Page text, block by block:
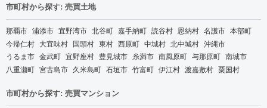
市町村から探す: 売買土地
那覇市 浦添市 宜野湾市 北谷町 嘉手納町 読谷村 恩納村 名護市 本部町
今帰仁村 大宜味村 国頭村 東村 西原町 中城村 北中城村 沖縄市
うるま市 金武町 宜野座村 豊見城市 糸満市 南風原町 与那原町 南城市
八重瀬町 宮古島市 久米島町 石垣市 竹富町 伊江村 渡嘉敷村 粟国村
市町村から探す: 売買マンション